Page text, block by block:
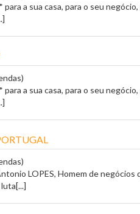
a sua casa, para o seu
a sua casa, para o seu
LOPES, Homem de negócios